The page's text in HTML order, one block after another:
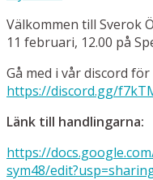
Välkommen till Sverok
11 februari, 12.00 på
Gå med i vår discord
https://discord.gg/
Länk till handlingarna:
https://
sym48/